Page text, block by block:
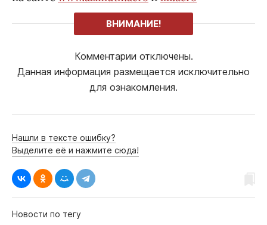
ВНИМАНИЕ!
Комментарии отключены.
Данная информация размещается исключительно
для ознакомления.
Нашли в тексте ошибку?
Выделите её и нажмите сюда!
Новости по тегу